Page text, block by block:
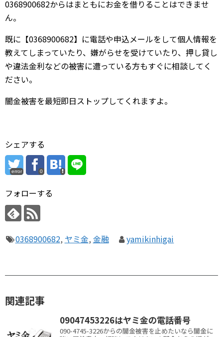
0368900682からはまともにお金を借りることはできませ
ん。
既に【0368900682】に電話や申込メールをして個人情報を
教えてしまっていたり、嫌がらせを受けていたり、押し貸し
や違法金利などの被害に遭っている方もすぐに相談してく
ださい。
闇金被害を最短即日ストップしてくれますよ。
シェアする
error 0
フォローする
0368900682, ヤミ金, 金融 yamikinhigai
関連記事
09047453226はヤミ金の電話番号
090-4745-3226からの闇金被害を止めたいなら闇金に